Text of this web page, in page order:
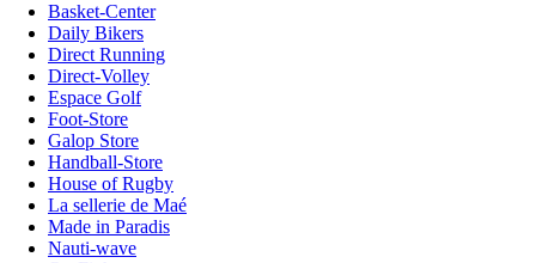
Basket-Center
Daily Bikers
Direct Running
Direct-Volley
Espace Golf
Foot-Store
Galop Store
Handball-Store
House of Rugby
La sellerie de Maé
Made in Paradis
Nauti-wave